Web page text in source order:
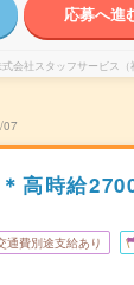
応募へ進
会社スタッフサービス（
07
高時給
通費別途支給あり